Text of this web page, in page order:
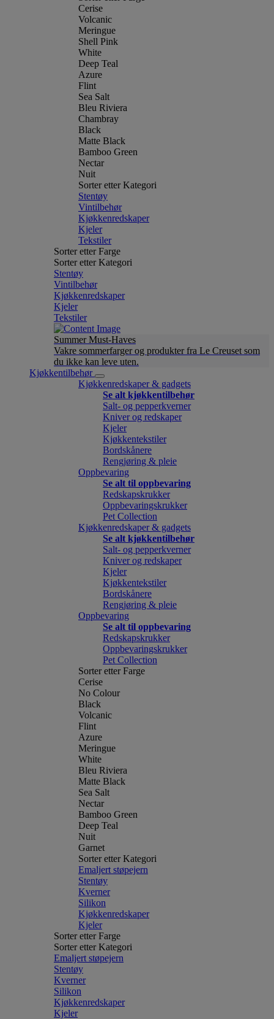
Cerise
Volcanic
Meringue
Shell Pink
White
Deep Teal
Azure
Flint
Sea Salt
Bleu Riviera
Chambray
Black
Matte Black
Bamboo Green
Nectar
Nuit
Sorter etter Kategori
Stentøy
Vintilbehør
Kjøkkenredskaper
Kjeler
Tekstiler
Sorter etter Farge
Sorter etter Kategori
Stentøy
Vintilbehør
Kjøkkenredskaper
Kjeler
Tekstiler
Summer Must-Haves
Vakre sommerfarger og produkter fra Le Creuset som
du ikke kan leve uten.
Kjøkkentilbehør
Kjøkkenredskaper & gadgets
Se alt kjøkkentilbehør
Salt- og pepperkverner
Kniver og redskaper
Kjeler
Kjøkkentekstiler
Bordskånere
Rengjøring & pleie
Oppbevaring
Se alt til oppbevaring
Redskapskrukker
Oppbevaringskrukker
Pet Collection
Kjøkkenredskaper & gadgets
Se alt kjøkkentilbehør
Salt- og pepperkverner
Kniver og redskaper
Kjeler
Kjøkkentekstiler
Bordskånere
Rengjøring & pleie
Oppbevaring
Se alt til oppbevaring
Redskapskrukker
Oppbevaringskrukker
Pet Collection
Sorter etter Farge
Cerise
No Colour
Black
Volcanic
Flint
Azure
Meringue
White
Bleu Riviera
Matte Black
Sea Salt
Nectar
Bamboo Green
Deep Teal
Nuit
Garnet
Sorter etter Kategori
Emaljert støpejern
Stentøy
Kverner
Silikon
Kjøkkenredskaper
Kjeler
Sorter etter Farge
Sorter etter Kategori
Emaljert støpejern
Stentøy
Kverner
Silikon
Kjøkkenredskaper
Kjeler